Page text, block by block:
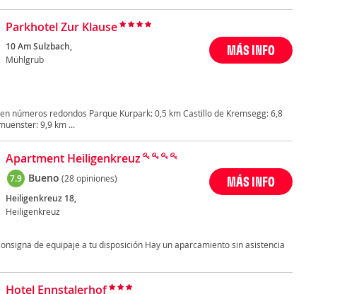
Parkhotel Zur Klause
10 Am Sulzbach,
Mühlgrub
MÁS INFO
números redondos Parque Kurpark: 0,5 km Castillo de Kremsegg: 6,8
9,9 km ...
Apartment Heiligenkreuz
7.9 Bueno (28 opiniones)
Heiligenkreuz 18,
Heiligenkreuz
MÁS INFO
de equipaje a tu disposición Hay un aparcamiento sin asistencia
Hotel Ennstalerhof